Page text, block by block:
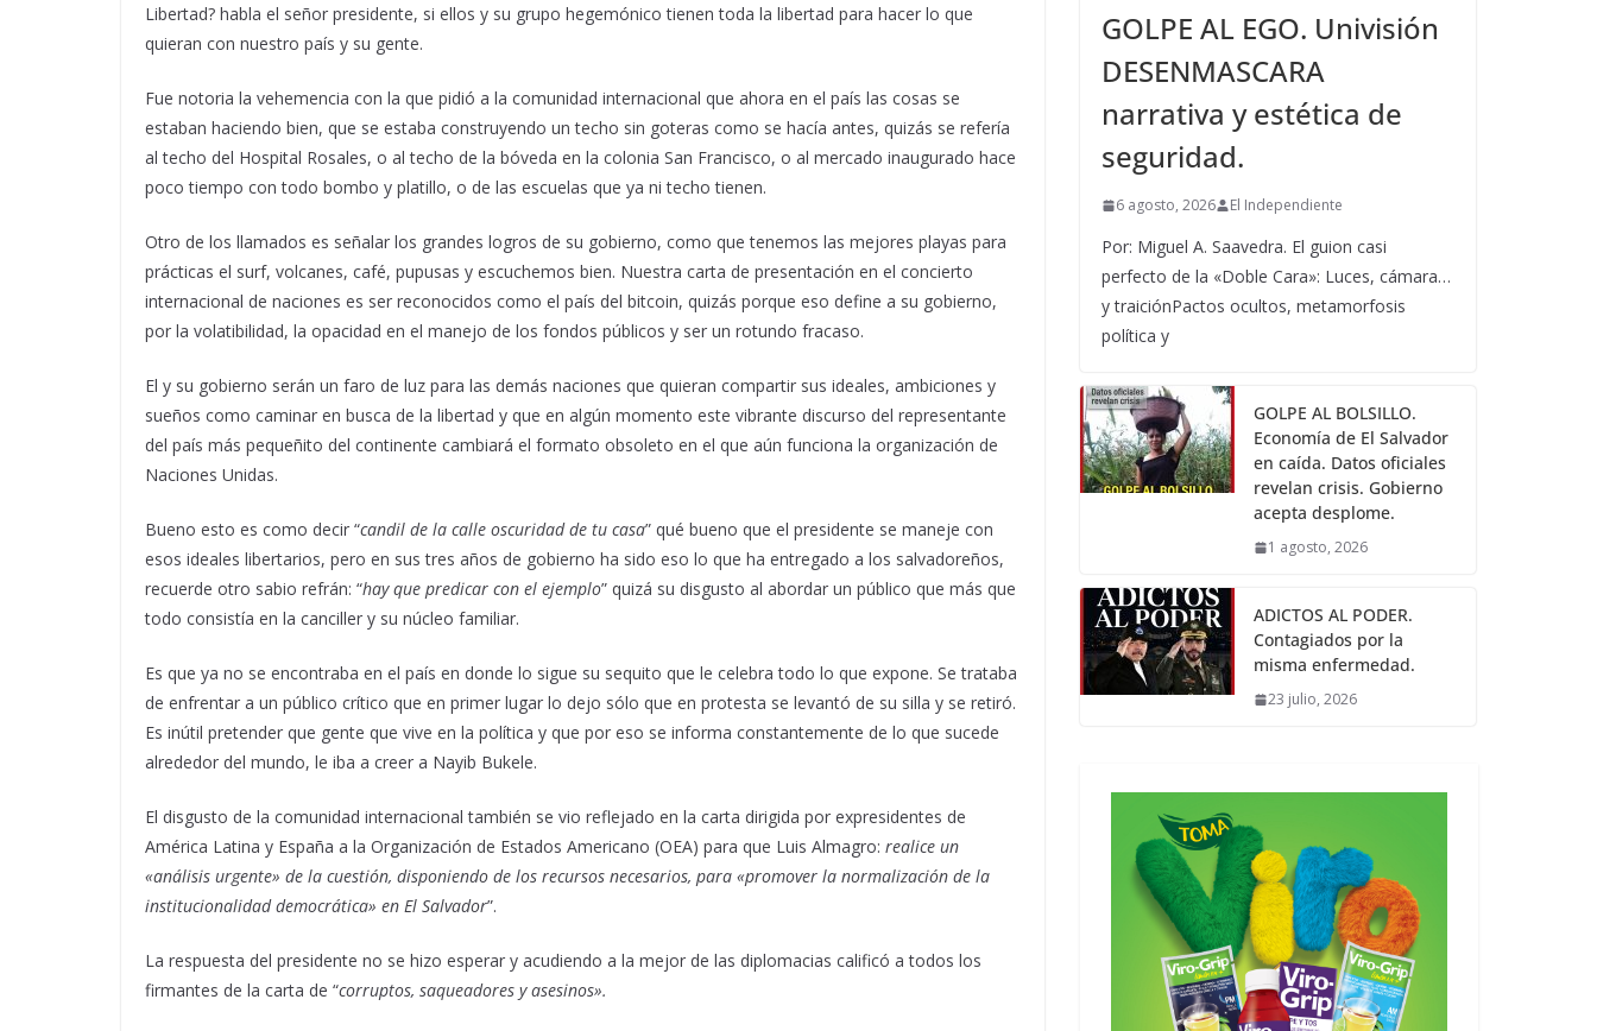
Libertad? habla el señor presidente, si ellos y su grupo hegemónico tienen toda la libertad para hacer lo que
quieran con nuestro país y su gente.
Fue notoria la vehemencia con la que pidió a la comunidad internacional que ahora en el país las cosas se
estaban haciendo bien, que se estaba construyendo un techo sin goteras como se hacía antes, quizás se refería
al techo del Hospital Rosales, o al techo de la bóveda en la colonia San Francisco, o al mercado inaugurado hace
poco tiempo con todo bombo y platillo, o de las escuelas que ya ni techo tienen.
Otro de los llamados es señalar los grandes logros de su gobierno, como que tenemos las mejores playas para
prácticas el surf, volcanes, café, pupusas y escuchemos bien. Nuestra carta de presentación en el concierto
internacional de naciones es ser reconocidos como el país del bitcoin, quizás porque eso define a su gobierno,
por la volatibilidad, la opacidad en el manejo de los fondos públicos y ser un rotundo fracaso.
El y su gobierno serán un faro de luz para las demás naciones que quieran compartir sus ideales, ambiciones y
sueños como caminar en busca de la libertad y que en algún momento este vibrante discurso del representante
del país más pequeñito del continente cambiará el formato obsoleto en el que aún funciona la organización de
Naciones Unidas.
Bueno esto es como decir “candil de la calle oscuridad de tu casa” qué bueno que el presidente se maneje con
esos ideales libertarios, pero en sus tres años de gobierno ha sido eso lo que ha entregado a los salvadoreños,
recuerde otro sabio refrán: “hay que predicar con el ejemplo” quizá su disgusto al abordar un público que más que
todo consistía en la canciller y su núcleo familiar.
Es que ya no se encontraba en el país en donde lo sigue su sequito que le celebra todo lo que expone. Se trataba
de enfrentar a un público crítico que en primer lugar lo dejo sólo que en protesta se levantó de su silla y se retiró.
Es inútil pretender que gente que vive en la política y que por eso se informa constantemente de lo que sucede
alrededor del mundo, le iba a creer a Nayib Bukele.
El disgusto de la comunidad internacional también se vio reflejado en la carta dirigida por expresidentes de
América Latina y España a la Organización de Estados Americano (OEA) para que Luis Almagro: realice un
«análisis urgente» de la cuestión, disponiendo de los recursos necesarios, para «promover la normalización de la
institucionalidad democrática» en El Salvador”.
La respuesta del presidente no se hizo esperar y acudiendo a la mejor de las diplomacias calificó a todos los
firmantes de la carta de “corruptos, saqueadores y asesinos».
GOLPE AL EGO. Univisión
DESENMASCARA
narrativa y estética de
seguridad.
6 agosto, 2026 El Independiente
Por: Miguel A. Saavedra. El guion casi
perfecto de la «Doble Cara»: Luces, cámara…
y traiciónPactos ocultos, metamorfosis
política y
GOLPE AL BOLSILLO.
Economía de El Salvador
en caída. Datos oficiales
revelan crisis. Gobierno
acepta desplome.
1 agosto, 2026
ADICTOS AL PODER.
Contagiados por la
misma enfermedad.
23 julio, 2026